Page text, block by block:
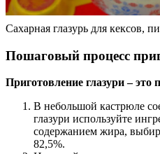
Сахарная глазурь для кексов,
Пошаговый процесс
Приготовление глазури – это
В небольшой кастрюле
глазури используйте
содержанием жира,
82,5%.